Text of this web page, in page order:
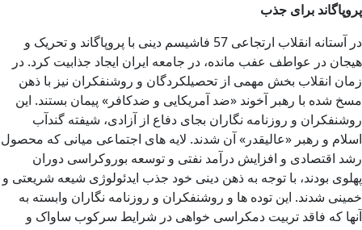
پروپاگاند برای جذب
در آستانه انقلاب ارتجاعی 57 فاشیسم دینی با پروپاگاند و تحریک و
هیجان در عواطف عفب مانده، در جامعه ایران ایجاد جذابیت کرد. در
زمان انقلاب بخش مهمی از تحصیلکردگان و روشنفکران نیز با ذهن
مسخ شده با رهبر آخوند «ضد آمریکایی و ضدکافر» پیمان بستند. این
روشنفکران و روزنامه نگاران بجای دفاع از آزادی، شیفته گندآب
اسلام و رهبر «عالیقدر» آن شدند. لایه های اجتماعی میانی که محصول
رشد اقتصادی و افزایش درآمد نفتی و توسعه بوروکراسی دوران
پهلوی بودند، با توجه به ذهن دینی خود جذب ایدئولوژی شیعه شریعتی و
خمینی شدند. این توده ها و روشنفکران و روزنامه نگاران وابسته به
آنها که فاقد تربیت دمکراسی خواهی در شرایط سرکوب ساواک و